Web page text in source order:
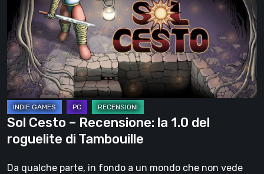
Recensione:
la
1.0
del
roguelite
di
Tambouille
Sol Cesto – Recensione: la 1.0 del
roguelite di Tambouille
Da qualche parte, in fondo a un mondo che non vede